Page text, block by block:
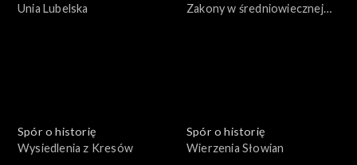
Unia Lubelska
Zakony w średniowiecznej
Spór o historię
Wysiedlenia z Kresów
Spór o historię
Wierzenia Słowian